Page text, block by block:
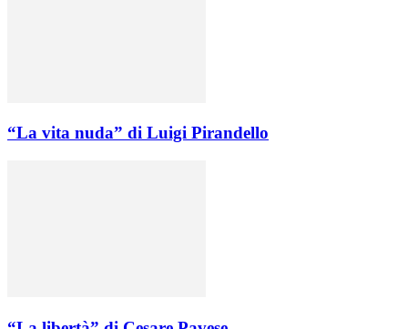
“La vita nuda” di Luigi Pirandello